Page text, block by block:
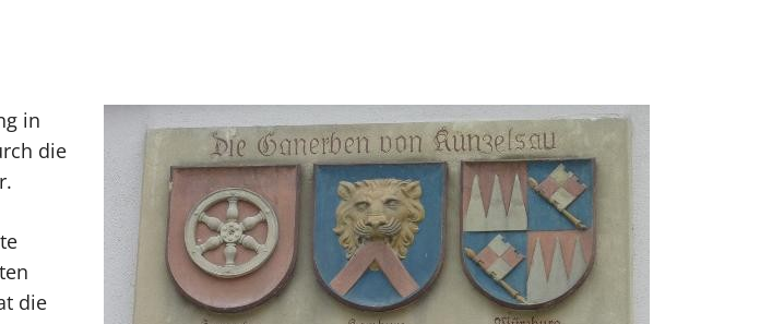
in
die
die